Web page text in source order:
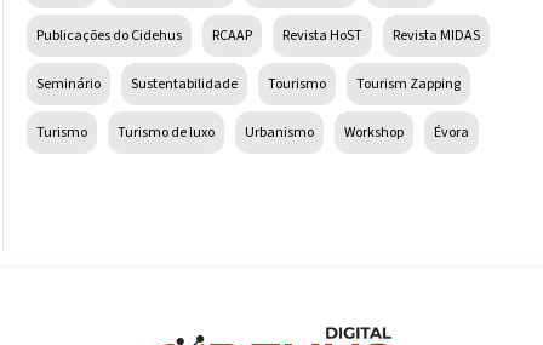
Publicações do Cidehus RCAAP Revista HoST Revista MIDAS
Seminário Sustentabilidade Tourismo Tourism Zapping
Turismo Turismo de luxo Urbanismo Workshop Évora